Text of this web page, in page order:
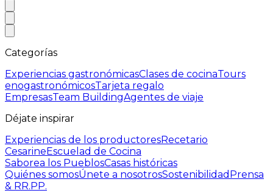
Categorías
Experiencias gastronómicasClases de cocinaTours
enogastronómicosTarjeta regalo
EmpresasTeam BuildingAgentes de viaje
Déjate inspirar
Experiencias de los productoresRecetario
CesarineEscuelad de Cocina
Saborea los PueblosCasas históricas
Quiénes somosÚnete a nosotrosSostenibilidad Prensa
& RR.PP.